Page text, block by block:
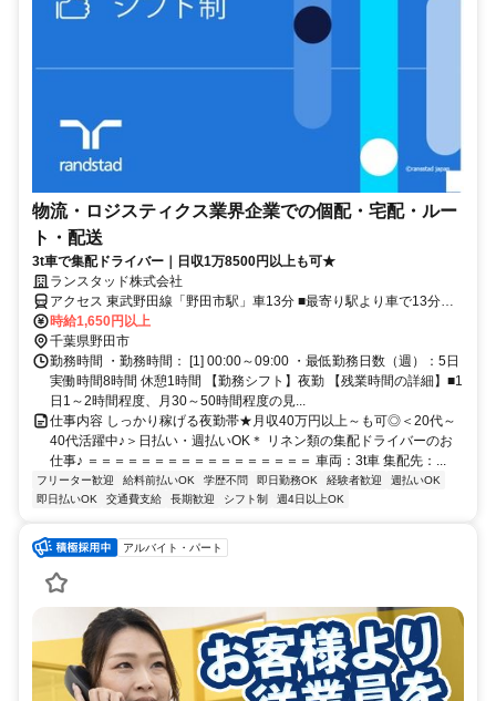
物流・ロジスティクス業界企業での個配・宅配・ルー
ト・配送
3t車で集配ドライバー｜日収1万8500円以上も可★
ランスタッド株式会社
アクセス 東武野田線「野田市駅」車13分 ■最寄り駅より車で13分◎
■車通勤OK◎
時給1,650円以上
千葉県野田市
勤務時間 ・勤務時間： [1] 00:00～09:00 ・最低勤務日数（週）：5日
実働時間8時間 休憩1時間 【勤務シフト】夜勤 【残業時間の詳細】■1
日1～2時間程度、月30～50時間程度の見...
仕事内容 しっかり稼げる夜勤帯★月収40万円以上～も可◎＜20代～
40代活躍中♪＞日払い・週払いOK＊ リネン類の集配ドライバーのお
仕事♪ ＝＝＝＝＝＝＝＝＝＝＝＝＝＝＝＝＝ 車両：3t車 集配先：...
フリーター歓迎 給料前払いOK 学歴不問 即日勤務OK 経験者歓迎
週払いOK
即日払いOK
交通費支給 長期歓迎 シフト制 週4日以上OK
アルバイト・パート